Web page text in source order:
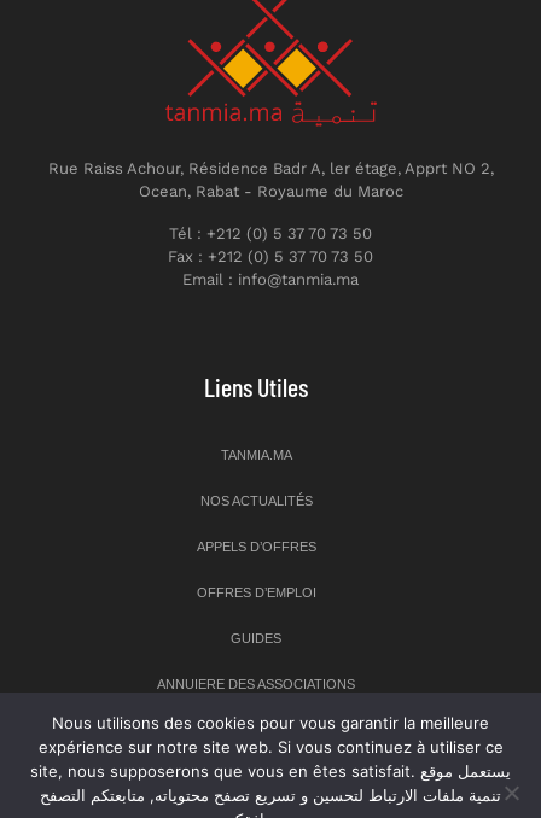
Rue Raiss Achour, Résidence Badr A, ler étage, Apprt NO 2,
Ocean, Rabat - Royaume du Maroc
Tél : +212 (0) 5 37 70 73 50
Fax : +212 (0) 5 37 70 73 50
Email : info@tanmia.ma
Liens Utiles
TANMIA.MA
NOS ACTUALITÉS
APPELS D’OFFRES
OFFRES D’EMPLOI
GUIDES
ANNUIERE DES ASSOCIATIONS
Newsletter
Nous utilisons des cookies pour vous garantir la meilleure
expérience sur notre site web. Si vous continuez à utiliser ce
site, nous supposerons que vous en êtes satisfait. يستعمل موقع
تنمية ملفات الارتباط لتحسين و تسريع تصفح محتوياته, متابعتكم التصفح